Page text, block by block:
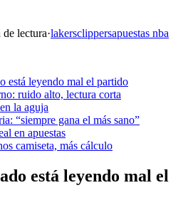
de lectura·lakersclippersapuestas nba
está leyendo mal el partido
ruido alto, lectura corta
la aguja
“siempre gana el más sano”
en apuestas
camiseta, más cálculo
está leyendo mal el